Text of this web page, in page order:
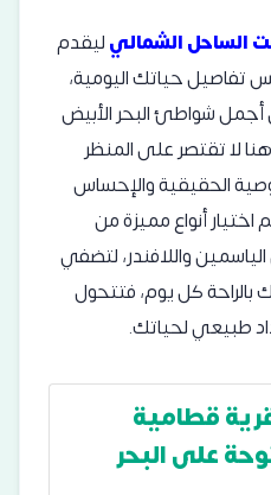
الساحل الشماليليقدم
تفاصيل حياتك اليومية،
شواطئ البحر الأبيض
لا تقتصر على المنظر
الحقيقية والإحساس
أنواع مميزة من
واللافندر، لتضفي
كل يوم، فتتحول
طبيعي لحياتك.
قطامية
على البحر